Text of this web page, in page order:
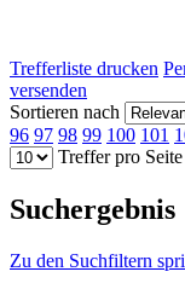
Trefferliste drucken
versenden
Sortieren nach
96 97 98 99 100 101
Treffer pro Seite
Suchergebnis
Zu den Suchfiltern